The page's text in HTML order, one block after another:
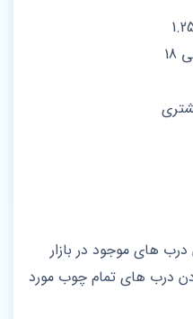
های موجود در بازار
درب های تمام چوب مورد